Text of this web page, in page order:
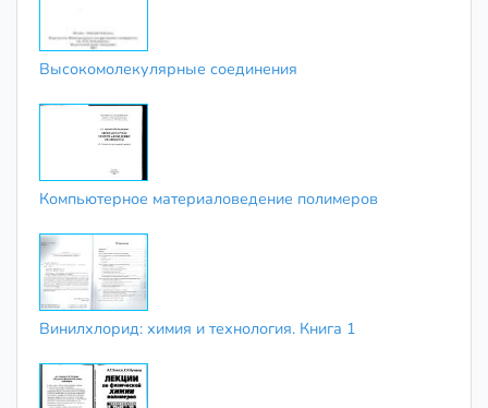
Высокомолекулярные соединения
Компьютерное материаловедение полимеров
Винилхлорид: химия и технология. Книга 1